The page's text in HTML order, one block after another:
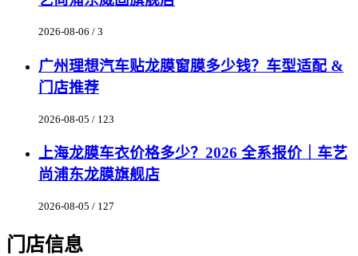
2026-08-06 / 3
广州理想汽车贴龙膜窗膜多少钱？车型适配 &
门店推荐
2026-08-05 / 123
上海龙膜车衣价格多少？2026 全系报价｜车艺
尚浦东龙膜旗舰店
2026-08-05 / 127
门店信息